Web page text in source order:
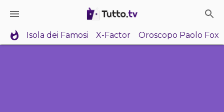
Isola dei Famosi X-Factor Oroscopo Paolo Fox